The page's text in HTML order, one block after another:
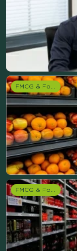
FMCG & Food branche
FMCG & Food branche